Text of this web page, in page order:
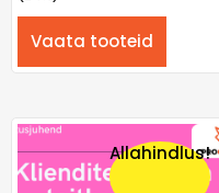
Vaata tooteid
Allahindlus!